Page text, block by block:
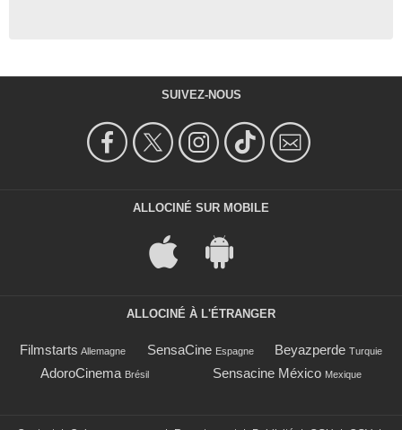
SUIVEZ-NOUS
ALLOCINÉ SUR MOBILE
ALLOCINÉ À L'ÉTRANGER
Filmstarts Allemagne SensaCine Espagne Beyazperde Turquie
AdoroCinema Brésil Sensacine México Mexique